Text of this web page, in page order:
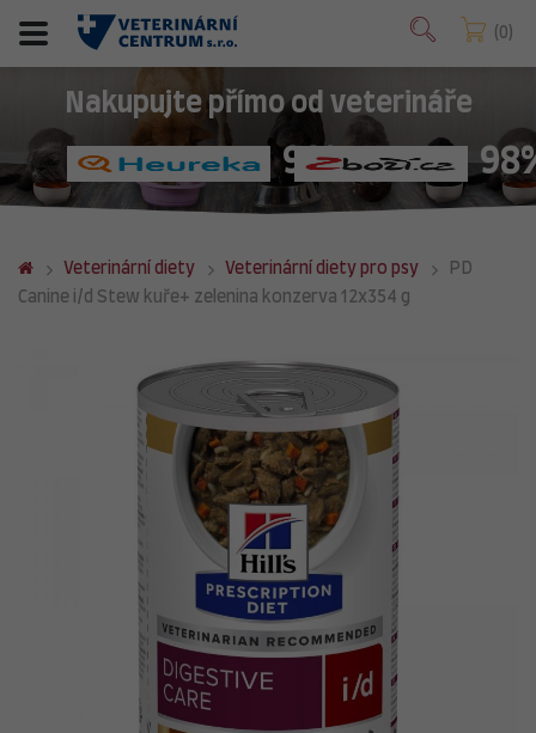
0
Nakupujte přímo od veterináře
98%
Veterinární diety Veterinární diety pro psy
PD
Canine i/d Stew kuře+ zelenina konzerva 12x354 g